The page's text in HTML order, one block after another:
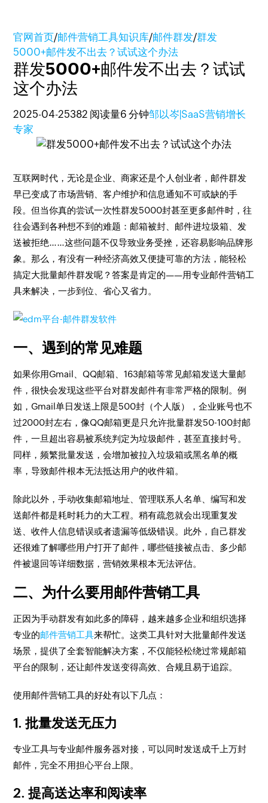
官网首页/邮件营销工具知识库/邮件群发/群发
5000+邮件发不出去？试试这个办法
群发5000+邮件发不出去？试试
这个办法
2025-04-25382 阅读量6 分钟邹以岑|SaaS营销增长
专家
互联网时代，无论是企业、商家还是个人创业者，邮件群发
早已变成了市场营销、客户维护和信息通知不可或缺的手
段。但当你真的尝试一次性群发5000封甚至更多邮件时，往
往会遇到各种想不到的难题：邮箱被封、邮件进垃圾箱、发
送被拒绝……这些问题不仅导致业务受挫，还容易影响品牌形
象。那么，有没有一种经济高效又便捷可靠的方法，能轻松
搞定大批量邮件群发呢？答案是肯定的——用专业邮件营销工
具来解决，一步到位、省心又省力。
一、遇到的常见难题
如果你用Gmail、QQ邮箱、163邮箱等常见邮箱发送大量邮
件，很快会发现这些平台对群发邮件有非常严格的限制。例
如，Gmail单日发送上限是500封（个人版），企业账号也不
过2000封左右，像QQ邮箱更是只允许批量群发50-100封邮
件，一旦超出容易被系统判定为垃圾邮件，甚至直接封号。
同样，频繁批量发送，会增加被拉入垃圾箱或黑名单的概
率，导致邮件根本无法抵达用户的收件箱。
除此以外，手动收集邮箱地址、管理联系人名单、编写和发
送邮件都是耗时耗力的大工程。稍有疏忽就会出现重复发
送、收件人信息错误或者遗漏等低级错误。此外，自己群发
还很难了解哪些用户打开了邮件，哪些链接被点击、多少邮
件被退回等详细数据，营销效果根本无法评估。
二、为什么要用邮件营销工具
正因为手动群发有如此多的障碍，越来越多企业和组织选择
专业的邮件营销工具来帮忙。这类工具针对大批量邮件发送
场景，提供了全套智能解决方案，不仅能轻松绕过常规邮箱
平台的限制，还让邮件发送变得高效、合规且易于追踪。
使用邮件营销工具的好处有以下几点：
1. 批量发送无压力
专业工具与专业邮件服务器对接，可以同时发送成千上万封
邮件，完全不用担心平台上限。
2. 提高送达率和阅读率